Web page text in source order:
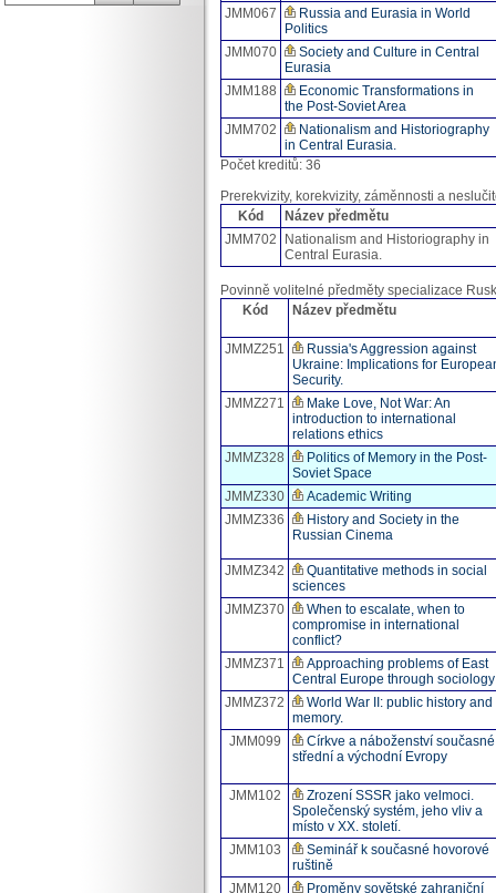
JMM067
Russia and Eurasia in World
Politics
JMM070
Society and Culture in Central
Eurasia
JMM188
Economic Transformations in
the Post-Soviet Area
JMM702
Nationalism and Historiography
in Central Eurasia.
Počet kreditů: 36
Prerekvizity, korekvizity, záměnnosti a
Kód
Název předmětu
JMM702
Nationalism and Historiography in
Central Eurasia.
Povinně volitelné předměty specializace
Kód
Název předmětu
JMMZ251
Russia's Aggression against
Ukraine: Implications for
Security.
JMMZ271
Make Love, Not War: An
introduction to international
relations ethics
JMMZ328
Politics of Memory in the Post-
Soviet Space
JMMZ330
Academic Writing
JMMZ336
History and Society in the
Russian Cinema
JMMZ342
Quantitative methods in social
sciences
JMMZ370
When to escalate, when to
compromise in international
conflict?
JMMZ371
Approaching problems of East
Central Europe through sociology
JMMZ372
World War II: public history and
memory.
JMM099
Církve a náboženství současné
střední a východní Evropy
JMM102
Zrození SSSR jako velmoci.
Společenský systém, jeho vliv a
místo v XX. století.
JMM103
Seminář k současné hovorové
ruštině
JMM120
Proměny sovětské zahraniční